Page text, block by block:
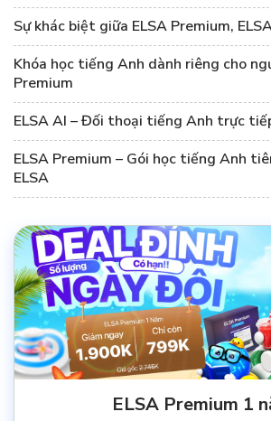
Sự khác biệt giữa ELSA Premium,
Khóa học tiếng Anh dành riêng cho
Premium
ELSA AI – Đối thoại tiếng Anh trực
ELSA Premium – Gói học tiếng Anh
ELSA
ELSA Premium 1